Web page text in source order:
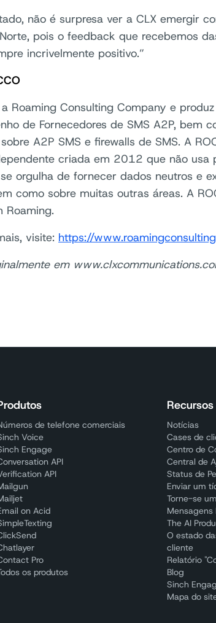
não é surpresa ver a CLX emergir
pois o feedback que recebemos
incrivelmente positivo.”
Roaming Consulting Company e
de Fornecedores de SMS A2P, bem
A2P SMS e firewalls de SMS. A
criada em 2012 que não usa
orgulha de fornecer dados neutros e
como sobre muitas outras áreas. A
Roaming.
visite: https://
em
de telefone comerciais
Voice
Engage
API
API
on Acid
Pro
os produtos
Recursos
Notícias
Cases de
Centro de
Central de
Status de
Enviar um
Torne-se
Mensagens
The AI
O estado
cliente
Relatório
Blog
Sinch
Mapa do